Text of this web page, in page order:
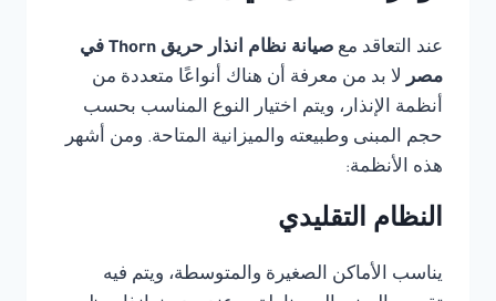
عند التعاقد مع
صيانة نظام انذار حريق Thorn في
مصر لا بد من معرفة أن هناك أنواعًا متعددة من
أنظمة الإنذار، ويتم اختيار النوع المناسب بحسب
حجم المبنى وطبيعته والميزانية المتاحة. ومن أشهر
هذه الأنظمة:
النظام التقليدي
يناسب الأماكن الصغيرة والمتوسطة، ويتم فيه